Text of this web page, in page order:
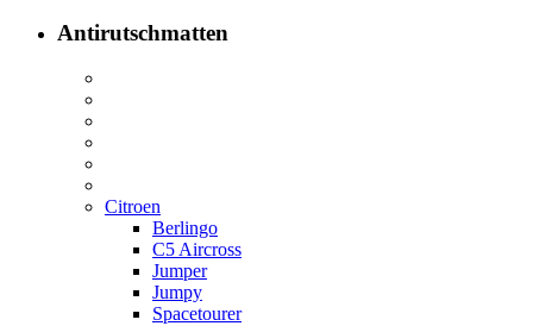
Antirutschmatten
Citroen
Berlingo
C5 Aircross
Jumper
Jumpy
Spacetourer